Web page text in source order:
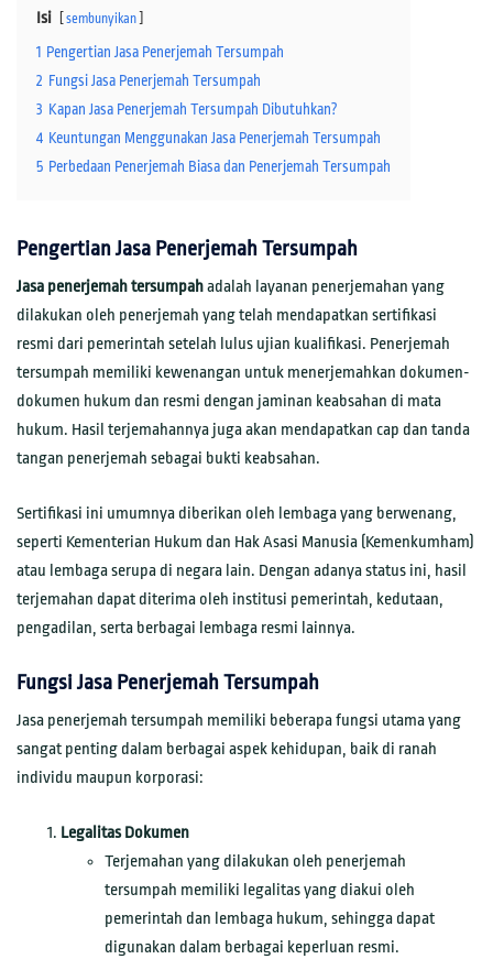
Isi sembunyikan
1 Pengertian Jasa Penerjemah Tersumpah
2 Fungsi Jasa Penerjemah Tersumpah
3 Kapan Jasa Penerjemah Tersumpah Dibutuhkan?
4 Keuntungan Menggunakan Jasa Penerjemah Tersumpah
5 Perbedaan Penerjemah Biasa dan Penerjemah Tersumpah
Pengertian Jasa Penerjemah Tersumpah
Jasa penerjemah tersumpahadalah layanan penerjemahan yang
dilakukan oleh penerjemah yang telah mendapatkan sertifikasi
resmi dari pemerintah setelah lulus ujian kualifikasi. Penerjemah
tersumpah memiliki kewenangan untuk menerjemahkan dokumen-
dokumen hukum dan resmi dengan jaminan keabsahan di mata
hukum. Hasil terjemahannya juga akan mendapatkan cap dan tanda
tangan penerjemah sebagai bukti keabsahan.
Sertifikasi ini umumnya diberikan oleh lembaga yang berwenang,
seperti Kementerian Hukum dan Hak Asasi Manusia (Kemenkumham)
atau lembaga serupa di negara lain. Dengan adanya status ini, hasil
terjemahan dapat diterima oleh institusi pemerintah, kedutaan,
pengadilan, serta berbagai lembaga resmi lainnya.
Fungsi Jasa Penerjemah Tersumpah
Jasa penerjemah tersumpah memiliki beberapa fungsi utama yang
sangat penting dalam berbagai aspek kehidupan, baik di ranah
individu maupun korporasi:
Legalitas Dokumen
Terjemahan yang dilakukan oleh penerjemah
tersumpah memiliki legalitas yang diakui oleh
pemerintah dan lembaga hukum, sehingga dapat
digunakan dalam berbagai keperluan resmi.